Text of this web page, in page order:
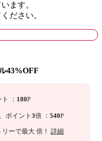
ます。
ださい。
43%OFF
： 180P
ポイント 3倍 ： 540P
リーで最大 倍！ 詳細